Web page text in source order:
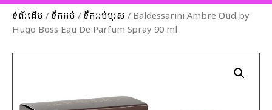
ទំព័រដើម / ទឹកអប់ / ទឹកអប់បុរស / Baldessarini Ambre Oud by
Hugo Boss Eau De Parfum Spray 90 ml